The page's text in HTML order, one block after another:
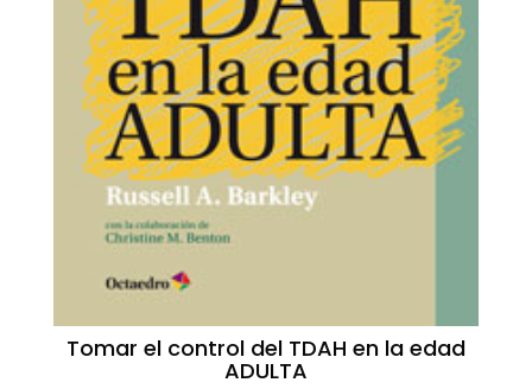
Tomar el control del TDAH en la edad
ADULTA